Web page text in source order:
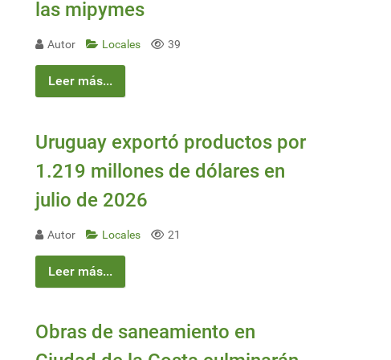
las mipymes
Autor Locales 39
Leer más...
Uruguay exportó productos por
1.219 millones de dólares en
julio de 2026
Autor Locales 21
Leer más...
Obras de saneamiento en